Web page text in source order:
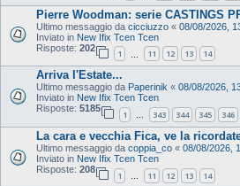
Pierre Woodman: serie CASTINGS
Ultimo messaggio da cicciuzzo « 08/08/2026,
Inviato in New Ifix Tcen Tcen
Risposte: 202
1 11 12 13 14
Arriva l'Estate...
Ultimo messaggio da Paperinik « 08/08/2026,
Inviato in New Ifix Tcen Tcen
Risposte: 5185
1 … 343 344 345 346
La cara e vecchia Fica, ve la
Ultimo messaggio da coppia_co « 08/08/2026,
Inviato in New Ifix Tcen Tcen
Risposte: 208
1 … 11 12 13 14